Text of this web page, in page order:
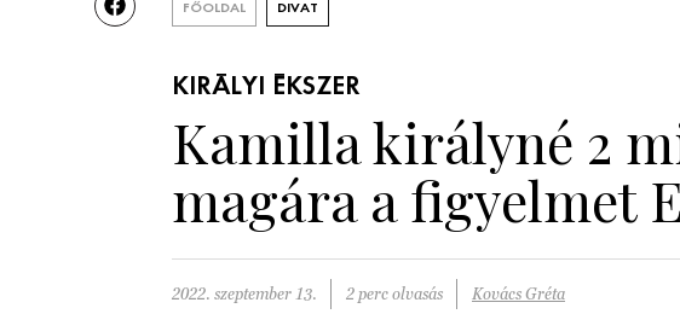
FŐOLDAL DIVAT
KIRÁLYI ÉKSZER
Kamilla királyné 2
magára a figyelmet
2022. szeptember 13. 2 perc olvasás Kovács Gréta